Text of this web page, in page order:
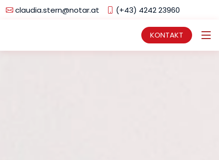
claudia.stern@notar.at (+43) 4242 23960
KONTAKT